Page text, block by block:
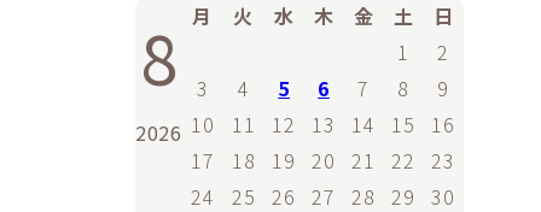
8
2026
月 火 水 木 金 土
日
1
2
3
4 5 6 7 8
9
10
11 12 13 14 15
16
17
18 19 20 21 22
23
24
25 26 27 28 29
30